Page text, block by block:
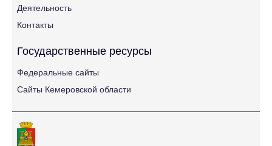
Деятельность
Контакты
Государственные ресурсы
Федеральные сайты
Сайты Кемеровской области